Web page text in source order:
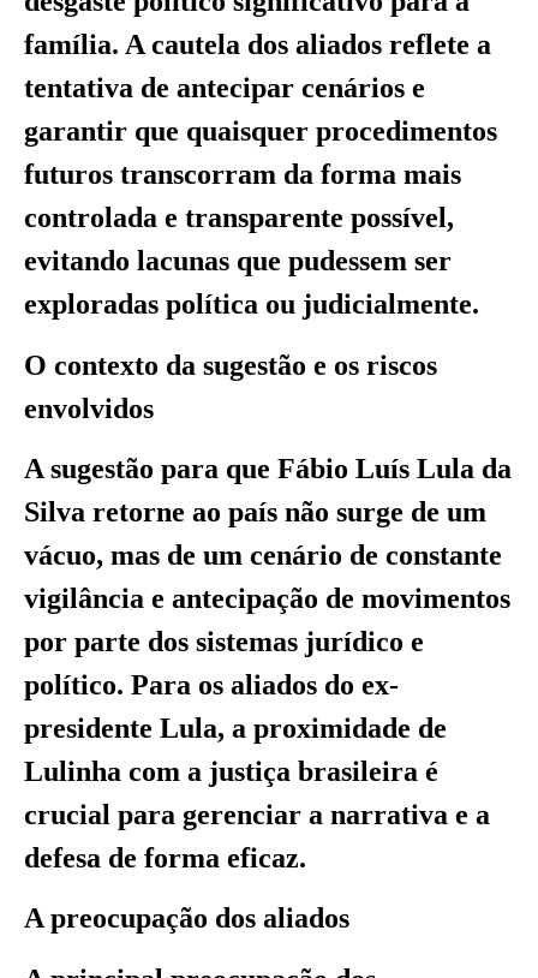
família. A cautela dos aliados reflete a
tentativa de antecipar cenários e
garantir que quaisquer procedimentos
futuros transcorram da forma mais
controlada e transparente possível,
evitando lacunas que pudessem ser
exploradas política ou judicialmente.
O contexto da sugestão e os riscos
envolvidos
A sugestão para que Fábio Luís Lula da
Silva retorne ao país não surge de um
vácuo, mas de um cenário de constante
vigilância e antecipação de movimentos
por parte dos sistemas jurídico e
político. Para os aliados do ex-
presidente Lula, a proximidade de
Lulinha com a justiça brasileira é
crucial para gerenciar a narrativa e a
defesa de forma eficaz.
A preocupação dos aliados